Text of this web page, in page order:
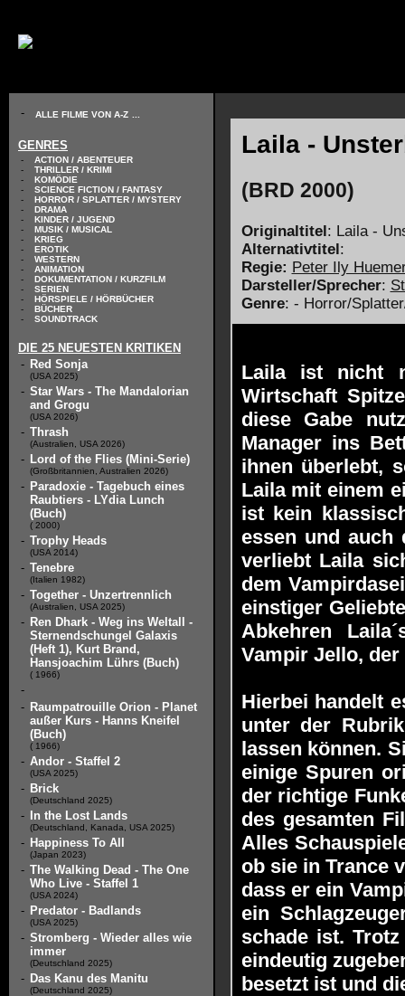
- ALLE FILME VON A-Z
GENRES
-
-
-
-
-
-
-
-
-
-
-
-
-
-
-
-
-
ACTION / ABENTEUER
THRILLER / KRIMI
KOMÖDIE
SCIENCE FICTION / FANTASY
HORROR / SPLATTER / MYSTERY
DRAMA
KINDER / JUGEND
MUSIK / MUSICAL
KRIEG
EROTIK
WESTERN
ANIMATION
DOKUMENTATION / KURZFILM
SERIEN
HÖRSPIELE / HÖRBÜCHER
BÜCHER
SOUNDTRACK
DIE 25 NEUESTEN KRITIKEN
- Red Sonja
(USA 2025)
- Star Wars - The Mandalorian
and Grogu
(USA 2026)
- Thrash
(Australien, USA 2026)
- Lord of the Flies (Mini-Serie)
(Großbritannien, Australien 2026)
- Paradoxie - Tagebuch eines
Raubtiers - LYdia Lunch
(Buch)
( 2000)
- Trophy Heads
(USA 2014)
- Tenebre
(Italien 1982)
- Together - Unzertrennlich
(Australien, USA 2025)
- Ren Dhark - Weg ins Weltall -
Sternendschungel Galaxis
(Heft 1), Kurt Brand,
Hansjoachim Lührs (Buch)
( 1966)
-
- Raumpatrouille Orion - Planet
außer Kurs - Hanns Kneifel
(Buch)
( 1966)
- Andor - Staffel 2
(USA 2025)
- Brick
(Deutschland 2025)
- In the Lost Lands
(Deutschland, Kanada, USA 2025)
- Happiness To All
(Japan 2023)
- The Walking Dead - The One
Who Live - Staffel 1
(USA 2024)
- Predator - Badlands
(USA 2025)
- Stromberg - Wieder alles wie
immer
(Deutschland 2025)
- Das Kanu des Manitu
(Deutschland 2025)
Laila -
(BRD 2000)
Originaltitel : Laila -
Alternativtitel :
Regie: Peter Ily
Darsteller/Sprecher:
Genre: - Horror/
Laila ist nicht
Wirtschaft
diese Gabe
Manager ins
ihnen überlebt,
Laila mit einem
ist kein
essen und auch
verliebt Laila
dem
einstiger
Abkehren
Vampir Jello,
Hierbei handelt
unter der
lassen können.
einige Spuren
der richtige
des gesamten
Alles
ob sie in Trance
dass er ein
ein
schade ist.
eindeutig
besetzt ist und